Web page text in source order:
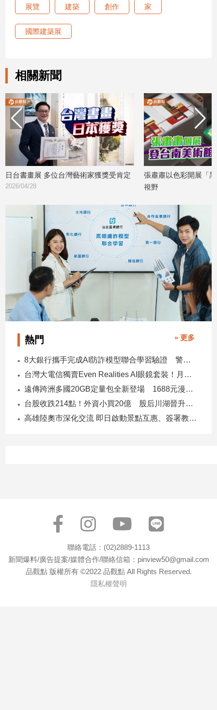
投
專
區
【我
的
觀
點】
展覽 建築 創作 家
國際建築展
相關新聞
日台書畫展 多位台灣藝術家獲獎受肯定
2026/04/28
張肅肅以色彩開展「
視野
熱門 » 更多
8大銀行攜手完成AI防詐模型聯合學習驗證 警示帳戶準確度提升2倍
台灣大電信獨賣Even Realities AI眼鏡套裝！月付1399元 專案價3990
遠傳跨洲多國20GB定量包全新登場 1688元漫遊逾百國家！
台股收跌214點！外資小買20億 股后川湖晉升萬金股
高雄陸奧市深化交流 即日啟動景點互惠、簽署教育合作MOU
聯絡電話：(02)2889-1113
新聞爆料/廣告提案/媒體合作/聯絡信箱：pinview50@gmail.com
品觀點 版權所有 ©2022 品觀點 All Rights Reserved.
隱私權聲明